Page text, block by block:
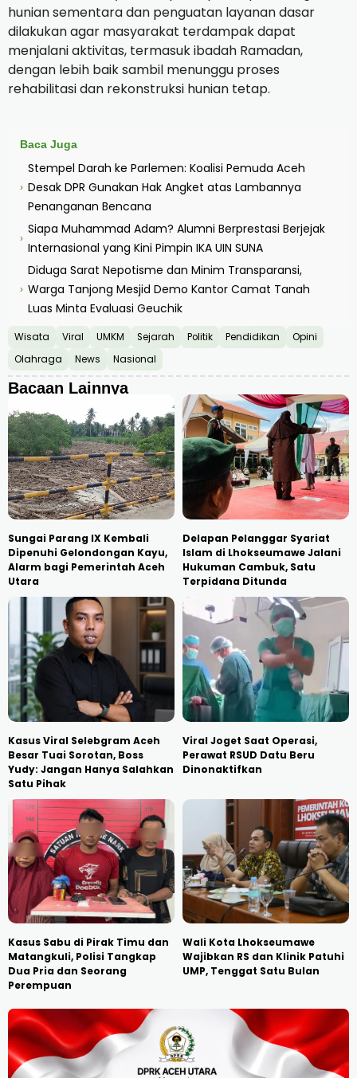
hunian sementara dan penguatan layanan dasar
dilakukan agar masyarakat terdampak dapat
menjalani aktivitas, termasuk ibadah Ramadan,
dengan lebih baik sambil menunggu proses
rehabilitasi dan rekonstruksi hunian tetap.
Baca Juga
›
Stempel Darah ke Parlemen: Koalisi Pemuda Aceh
Desak DPR Gunakan Hak Angket atas Lambannya
Penanganan Bencana
›
Siapa Muhammad Adam? Alumni Berprestasi Berjejak
Internasional yang Kini Pimpin IKA UIN SUNA
›
Diduga Sarat Nepotisme dan Minim Transparansi,
Warga Tanjong Mesjid Demo Kantor Camat Tanah
Luas Minta Evaluasi Geuchik
Wisata Viral UMKM Sejarah Politik Pendidikan
Opini
Olahraga
News Nasional
Bacaan Lainnya
Sungai Parang IX Kembali
Dipenuhi Gelondongan Kayu,
Alarm bagi Pemerintah Aceh
Utara
Delapan Pelanggar Syariat
Islam di Lhokseumawe Jalani
Hukuman Cambuk, Satu
Terpidana Ditunda
Kasus Viral Selebgram Aceh
Besar Tuai Sorotan, Boss
Yudy: Jangan Hanya Salahkan
Satu Pihak
Viral Joget Saat Operasi,
Perawat RSUD Datu Beru
Dinonaktifkan
Kasus Sabu di Pirak Timu dan
Matangkuli, Polisi Tangkap
Dua Pria dan Seorang
Perempuan
Wali Kota Lhokseumawe
Wajibkan RS dan Klinik Patuhi
UMP, Tenggat Satu Bulan